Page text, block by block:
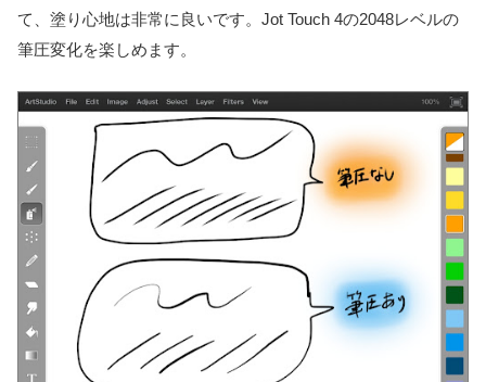
て、塗り心地は非常に良いです。Jot Touch 4の2048レベルの
筆圧変化を楽しめます。